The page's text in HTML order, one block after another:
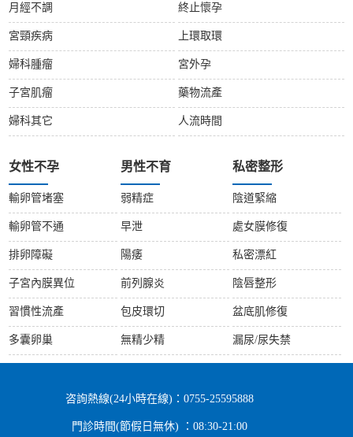
月經不調
宮頸疾病
婦科腫瘤
子宮肌瘤
婦科其它
終止懷孕
上環取環
宮外孕
藥物流產
人流時間
女性不孕
輸卵管堵塞
輸卵管不通
排卵障礙
子宮內膜異位
習慣性流產
多囊卵巢
男性不育
弱精症
早泄
陽痿
前列腺炎
包皮環切
無精少精
私密整形
陰道緊縮
處女膜修復
私密漂紅
陰唇整形
盆底肌修復
漏尿/尿失禁
咨詢熱線(24小時在線)：0755-25595888
門診時間(節假日無休) ：08:30-21:00